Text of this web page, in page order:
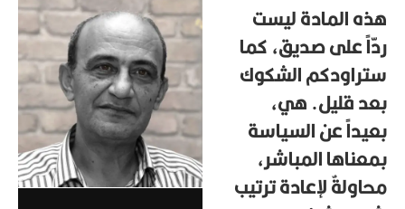
هذه المادة ليست
ردّاً على صديق، كما
ستراودكم الشكوك
بعد قليل. هي،
بعيداً عن السياسة
بمعناها المباشر،
محاولةٌ لإعادة ترتيب